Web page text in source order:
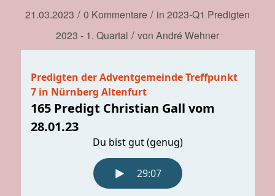
21.03.2023 / 0 Kommentare / in 2023-Q1 Predigten
2023 - 1. Quartal / von André Wehner